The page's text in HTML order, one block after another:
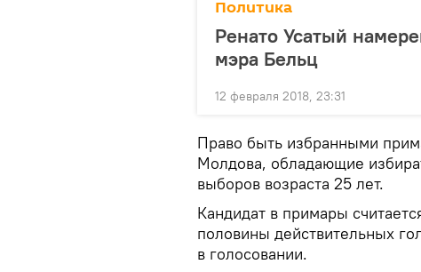
Политика
Ренато Усатый
мэра Бельц
12 февраля 2018, 23:31
Право быть избранными
Молдова, обладающие
выборов возраста 25 лет.
Кандидат в примары
половины действительных
в голосовании.